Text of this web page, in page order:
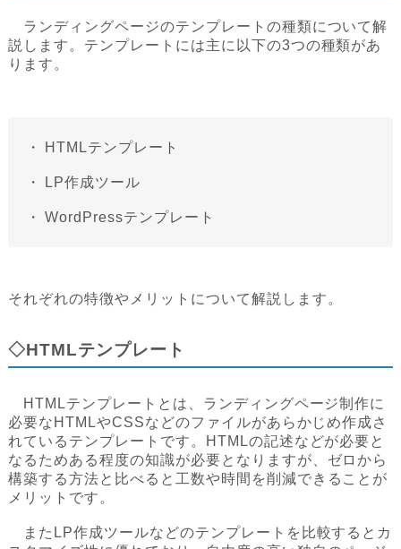
ランディングページのテンプレートの種類について解
説します。テンプレートには主に以下の3つの種類があ
ります。
・ HTMLテンプレート
・ LP作成ツール
・ WordPressテンプレート
それぞれの特徴やメリットについて解説します。
◇HTMLテンプレート
HTMLテンプレートとは、ランディングページ制作に
必要なHTMLやCSSなどのファイルがあらかじめ作成さ
れているテンプレートです。HTMLの記述などが必要と
なるためある程度の知識が必要となりますが、ゼロから
構築する方法と比べると工数や時間を削減できることが
メリットです。
またLP作成ツールなどのテンプレートを比較するとカ